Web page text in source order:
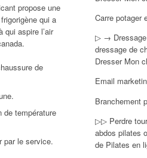
propose une
qui a
aspire l’air
de
de température
par le service.
Carre potager
▷ → Dressage
dressage de
Dresser Mon
Email
Branchement
▷▷ Perdre
abdos pilates
de Pilates en